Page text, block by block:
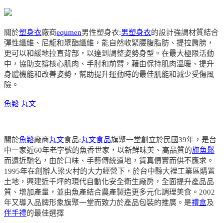
關於塑身衣廠商equmen男性塑身衣:男塑身衣的設計強調材質結合
彈性纖維、尼龍和聚酯纖維，能自然收緊腰腹脂肪、提拉肩膀，
更可以和緩地拉直背部，以達到調整姿勢身型。在最大極限活動
中，協助支撐核心肌肉、手肘和前臂，藉由保持肌肉溫暖、提升
身體機能和改善姿勢，幫助提升運動時的最佳肌能和減少受傷風
險。
魚鬆 丸文
關於魚鬆廠商丸文食品:丸文食品旗聚一堂創立於民國39年，是台
中一家近60年老字號的魚香世家，以新鮮味美、高品質的旗魚鬆
而遠近馳名，由於口味、手藝傳統道地，貨真價實而供不應求。
1995年在創辦人梁火村的大力經營下，於台中縣大裡工業區購置
土地，興建近千坪的現代自動化安全衛生廠房，全面提升產品品
質、增加產量，並由魚產結合農產製造更多元化調理美食。2002
年又導入品牌形象旗聚一堂而致力於產品包裝的推廣。是禮盒及
伴手禮的最佳選擇